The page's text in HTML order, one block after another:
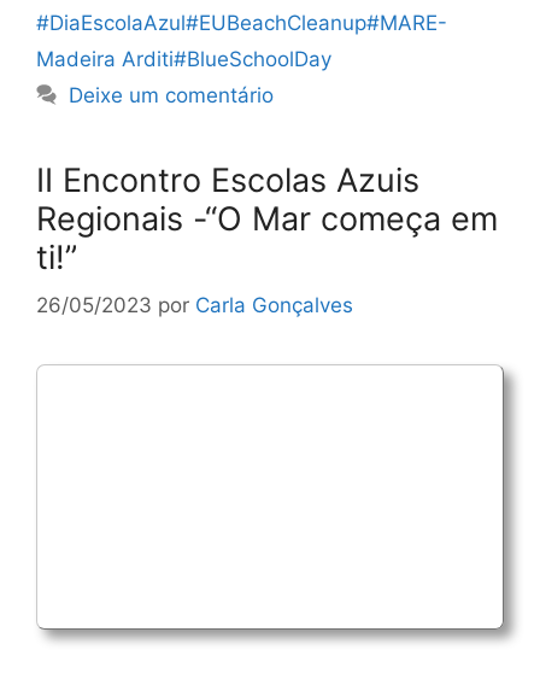
#DiaEscolaAzul#EUBeachCleanup#MARE-
Madeira Arditi#BlueSchoolDay
Deixe um comentário
II Encontro Escolas Azuis
Regionais -“O Mar começa em
ti!”
26/05/2023 por Carla Gonçalves